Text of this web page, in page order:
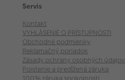
Servis
Kontakt
VYHLÁSENIE O PRÍSTUPNOSTI
Obchodné podmienky
Reklamačný poriadok
Zásady ochrany osobných údajov
Poistenie a predĺžená záruka
100% záruka spokojnosti